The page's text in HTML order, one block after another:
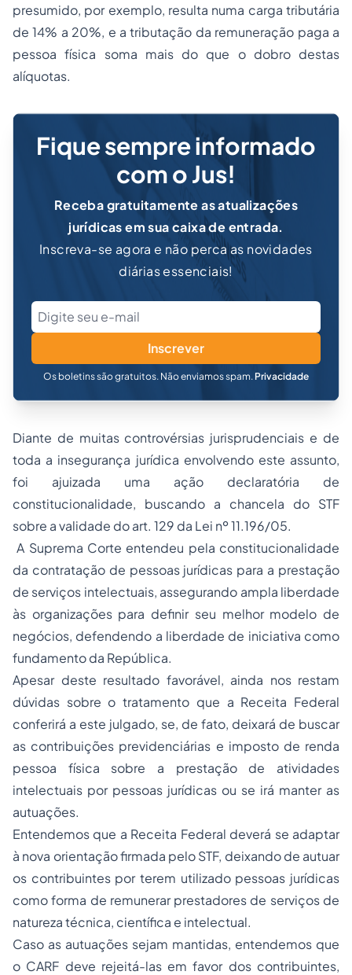
presumido, por exemplo, resulta numa carga tributária
de 14% a 20%, e a tributação da remuneração paga a
pessoa física soma mais do que o dobro destas
alíquotas.
Fique sempre informado
com o Jus!
Receba gratuitamente as atualizações
jurídicas em sua caixa de entrada.
Inscreva-se agora e não perca as novidades
diárias essenciais!
Inscrever
Os boletins são gratuitos. Não enviamos spam. Privacidade
Diante de muitas controvérsias jurisprudenciais e de
toda a insegurança jurídica envolvendo este assunto,
foi ajuizada uma ação declaratória de
constitucionalidade, buscando a chancela do STF
sobre a validade do art. 129 da Lei nº 11.196/05.
A Suprema Corte entendeu pela constitucionalidade
da contratação de pessoas jurídicas para a prestação
de serviços intelectuais, assegurando ampla liberdade
às organizações para definir seu melhor modelo de
negócios, defendendo a liberdade de iniciativa como
fundamento da República.
Apesar deste resultado favorável, ainda nos restam
dúvidas sobre o tratamento que a Receita Federal
conferirá a este julgado, se, de fato, deixará de buscar
as contribuições previdenciárias e imposto de renda
pessoa física sobre a prestação de atividades
intelectuais por pessoas jurídicas ou se irá manter as
autuações.
Entendemos que a Receita Federal deverá se adaptar
à nova orientação firmada pelo STF, deixando de autuar
os contribuintes por terem utilizado pessoas jurídicas
como forma de remunerar prestadores de serviços de
natureza técnica, científica e intelectual.
Caso as autuações sejam mantidas, entendemos que
o CARF deve rejeitá-las em favor dos contribuintes,